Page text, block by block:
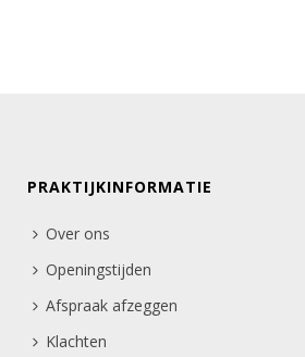
PRAKTIJKINFORMATIE
Over ons
Openingstijden
Afspraak afzeggen
Klachten